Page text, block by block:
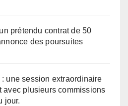
prétendu contrat de 50
des poursuites
une session extraordinaire
avec plusieurs commissions
jour.